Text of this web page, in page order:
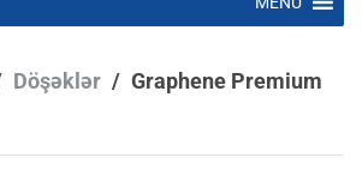
Döşəklər / Graphene Premium